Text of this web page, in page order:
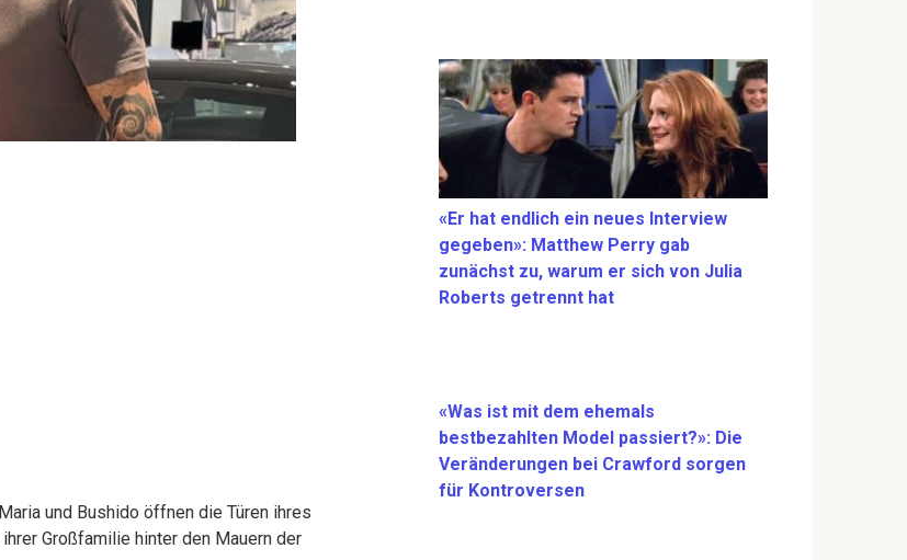
und Bushido öffnen die Türen ihres
Großfamilie hinter den Mauern der
«Er hat endlich ein neues Interview
gegeben»: Matthew Perry gab
zunächst zu, warum er sich von Julia
Roberts getrennt hat
«Was ist mit dem ehemals
bestbezahlten Model passiert?»: Die
Veränderungen bei Crawford sorgen
für Kontroversen